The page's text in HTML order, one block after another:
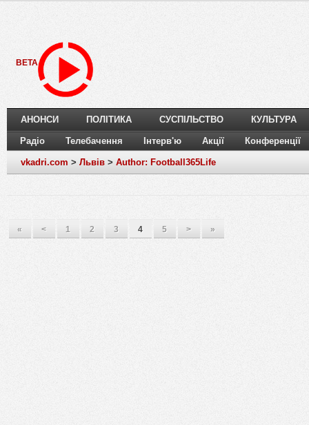
BETA
АНОНСИ ПОЛІТИКА СУСПІЛЬСТВО КУЛЬТУРА
Радіо Телебачення Інтерв'ю Акції Конференції
vkadri.com > Львів > Author: Football365Life
« < 1 2 3 4 5 > »